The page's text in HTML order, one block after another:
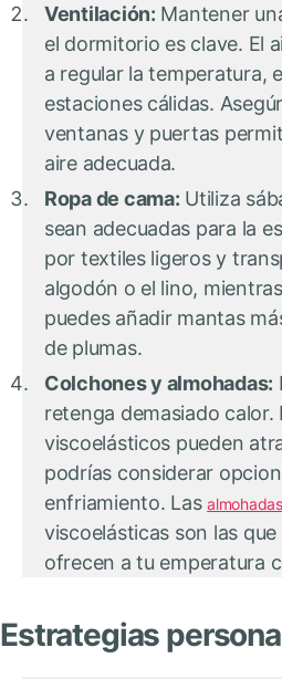
Ventilación: Mantener
el dormitorio es clave. El
a regular la temperatura,
estaciones cálidas.
ventanas y puertas
aire adecuada.
Ropa de cama: Utiliza
sean adecuadas para la
por textiles ligeros y
algodón o el lino,
puedes añadir mantas
de plumas.
Colchones y almohadas:
retenga demasiado calor.
viscoelásticos pueden
podrías considerar
enfriamiento. Lasalmohadas
viscoelásticas son las
ofrecen a tu emperatura
Estrategias